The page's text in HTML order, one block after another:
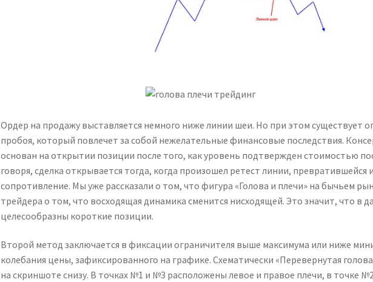
Ордер на продажу выставляется немного ниже линии шеи. Но при этом существует
пробоя, который повлечет за собой нежелательные финансовые последствия.
основан на открытии позиции после того, как уровень подтвержден стоимостью
говоря, сделка открывается тогда, когда произошел ретест линии, превратившейся
сопротивление. Мы уже рассказали о том, что фигура «Голова и плечи» на бычьем
трейдера о том, что восходящая динамика сменится нисходящей. Это значит, что в
целесообразны короткие позиции.
Второй метод заключается в фиксации ограничителя выше максимума или ниже
колебания цены, зафиксированного на графике. Схематически «Перевернутая
на скриншоте снизу. В точках №1 и №3 расположены левое и правое плечи, в точке №2